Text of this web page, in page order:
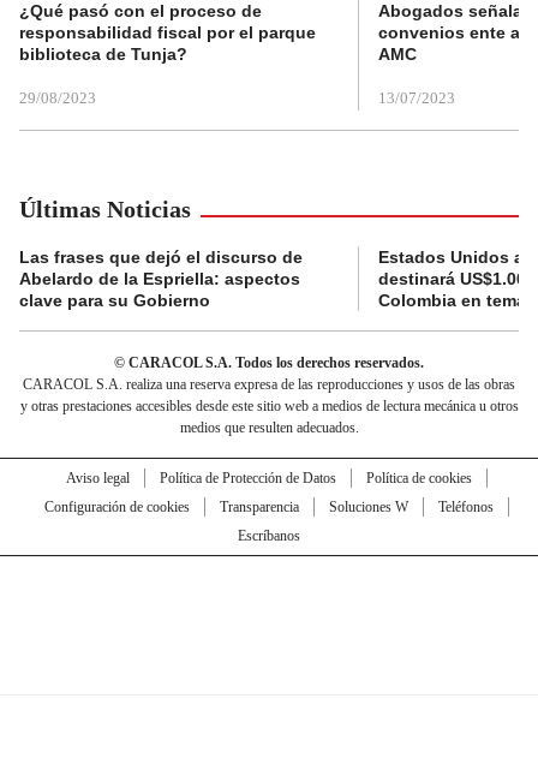
¿Qué pasó con el proceso de
responsabilidad fiscal por el parque
biblioteca de Tunja?
29/08/2023
Abogados
convenios ente
AMC
13/07/2023
Últimas Noticias
Las frases que dejó el discurso de
Abelardo de la Espriella: aspectos
clave para su Gobierno
Estados Unidos
destinará
Colombia en
© CARACOL S.A. Todos los derechos reservados.
CARACOL S.A. realiza una reserva expresa de las reproducciones y usos de las obras
y otras prestaciones accesibles desde este sitio web a medios de lectura mecánica u otros
medios que resulten adecuados.
Aviso legal Política de Protección de Datos
Política de cookies
Configuración de cookies
Transparencia Soluciones W
Teléfonos
Escríbanos